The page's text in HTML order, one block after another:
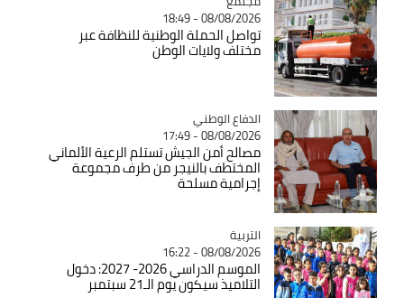
08/08/2026 - 18:49
تواصل الحملة الوطنية للنظافة عبر
مختلف ولايات الوطن
Catégorie
الدفاع الوطني
08/08/2026 - 17:49
مصالح أمن الجيش تستلم الرعية الألماني
المختطف بالنيجر من طرف مجموعة
إجرامية مسلحة
Catégorie
التربية
08/08/2026 - 16:22
الموسم الدراسي 2026- 2027: دخول
التلاميذ سيكون يوم الـ21 سبتمبر